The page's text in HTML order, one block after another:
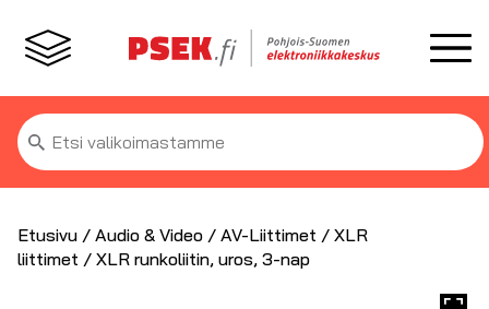
Etsi:
Etusivu / Audio & Video / AV-Liittimet / XLR
liittimet / XLR runkoliitin, uros, 3-nap